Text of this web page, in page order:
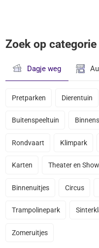
Zoek op categorie
Dagje weg
Pretparken Dierentuin
Buitenspeeltuin
Rondvaart Klimpark
Karten Theater en
Binnenuitjes Circus
Trampolinepark
Zomeruitjes